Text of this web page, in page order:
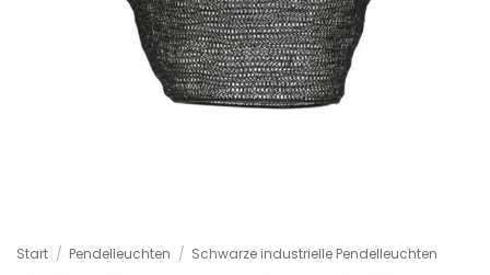
Start / Pendelleuchten / Schwarze industrielle Pendelleuchten